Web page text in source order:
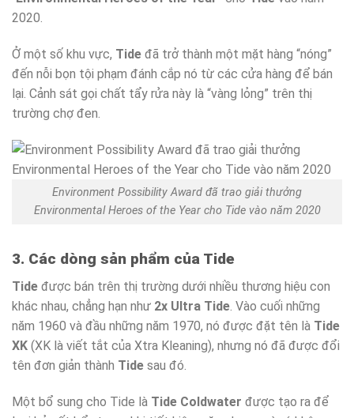
2020.
Ở một số khu vực, Tide đã trở thành một mặt hàng “nóng”
đến nỗi bọn tội phạm đánh cắp nó từ các cửa hàng để bán
lại. Cảnh sát gọi chất tẩy rửa này là “vàng lỏng” trên thị
trường chợ đen.
Environment Possibility Award đã trao giải thưởng
Environmental Heroes of the Year cho Tide vào năm 2020
3. Các dòng sản phẩm của Tide
Tide được bán trên thị trường dưới nhiều thương hiệu con
khác nhau, chẳng hạn như 2x Ultra Tide . Vào cuối những
năm 1960 và đầu những năm 1970, nó được đặt tên là Tide
XK (XK là viết tắt của Xtra Kleaning), nhưng nó đã được đổi
tên đơn giản thành Tide sau đó.
Một bổ sung cho Tide là Tide Coldwater được tạo ra để